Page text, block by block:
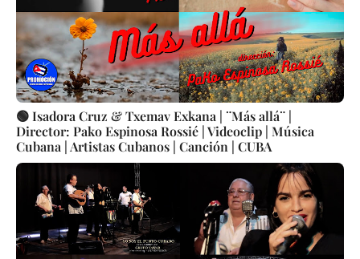
🟢 Isadora Cruz & Txemav Exkana | ¨Más allá¨ |
Director: Pako Espinosa Rossié | Videoclip | Música
Cubana | Artistas Cubanos | Canción | CUBA